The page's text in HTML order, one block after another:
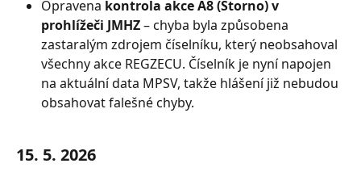
Opravena kontrola akce A8 (Storno) v
prohlížeči JMHZ – chyba byla způsobena
zastaralým zdrojem číselníku, který neobsahoval
všechny akce REGZECU. Číselník je nyní napojen
na aktuální data MPSV, takže hlášení již nebudou
obsahovat falešné chyby.
15. 5. 2026